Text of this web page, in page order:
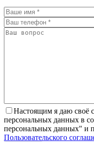
Настоящим я даю своё
персональных данных в
персональных данных" и
Пользовательского